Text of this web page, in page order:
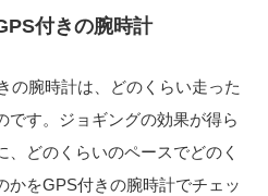
付きの腕時計
の腕時計は、どのくらい走った
です。ジョギングの効果が得ら
どのくらいのペースでどのく
かをGPS付きの腕時計でチェッ